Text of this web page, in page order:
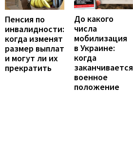
Пенсия по
инвалидности:
когда изменят
размер выплат
и могут ли их
прекратить
До какого
числа
мобилизация
в Украине:
когда
заканчивается
военное
положение